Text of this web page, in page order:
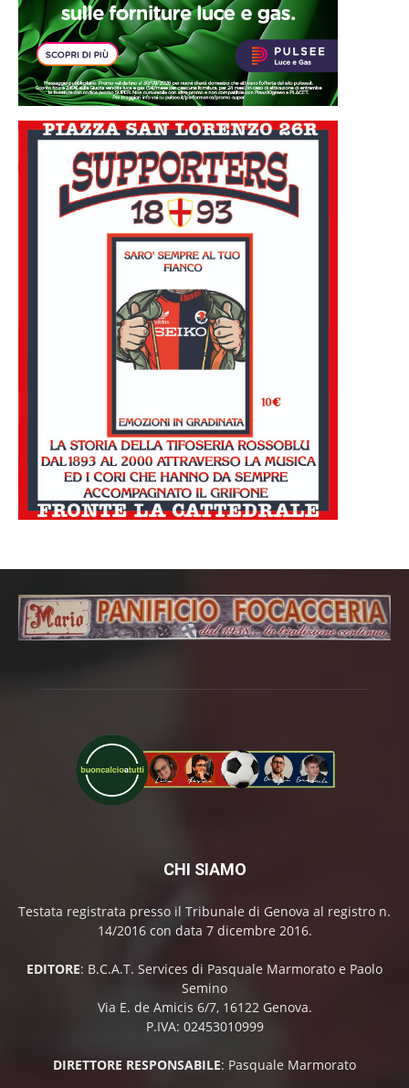
CHI SIAMO
Testata registrata presso il Tribunale di Genova al registro n.
14/2016 con data 7 dicembre 2016.
EDITORE: B.C.A.T. Services di Pasquale Marmorato e Paolo
Semino
Via E. de Amicis 6/7, 16122 Genova.
P.IVA: 02453010999
DIRETTORE RESPONSABILE: Pasquale Marmorato